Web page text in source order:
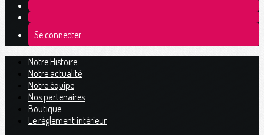
Se connecter
Notre Histoire
Notre actualité
Notre équipe
Nos partenaires
Boutique
Le règlement intérieur